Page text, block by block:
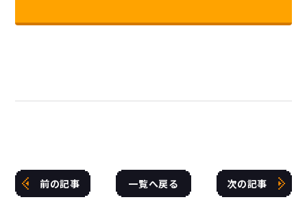
前の記事 一覧へ戻る 次の記事